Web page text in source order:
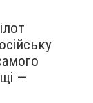
—